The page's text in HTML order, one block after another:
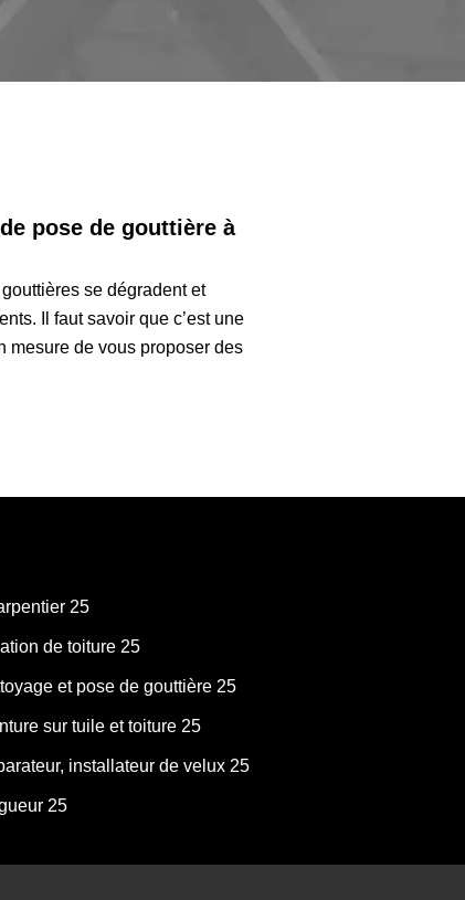
pose de gouttière à
se dégradent et
Il faut savoir que c’est une
mesure de vous proposer des
25
de toiture 25
et pose de gouttière 25
sur tuile et toiture 25
installateur de velux 25
25